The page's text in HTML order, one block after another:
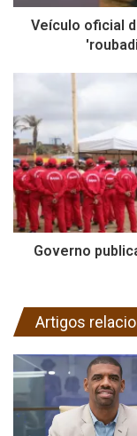
Veículo oficial
Governo
Artigos